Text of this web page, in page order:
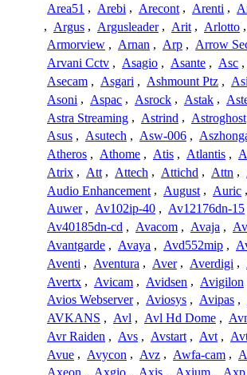
Area51 , Arebi , Arecont , Arenti ,
, Argus , Argusleader , Arit , Arlotto ,
Armorview , Arnan , Arp , Arrow
Arvani Cctv , Asagio , Asante , Asc ,
Asecam , Asgari , Ashmount Ptz ,
Asoni , Aspac , Asrock , Astak ,
Astra Streaming , Astrind , Astroghost
Asus , Asutech , Asw-006 ,
Atheros , Athome , Atis , Atlantis ,
Atrix , Att , Attech , Attichd , Attn ,
Audio Enhancement , August , Auric ,
Auwer , Av102ip-40 , Av12176dn-15
Av40185dn-cd , Avacom , Avaja ,
Avantgarde , Avaya , Avd552mip ,
Aventi , Aventura , Aver , Averdigi ,
Avertx , Avicam , Avidsen , Avigilon
Avios Webserver , Aviosys , Avipas ,
AVKANS , Avl , Avl Hd Dome ,
Avr Raiden , Avs , Avstart , Avt ,
Avue , Avycon , Avz , Awfa-cam ,